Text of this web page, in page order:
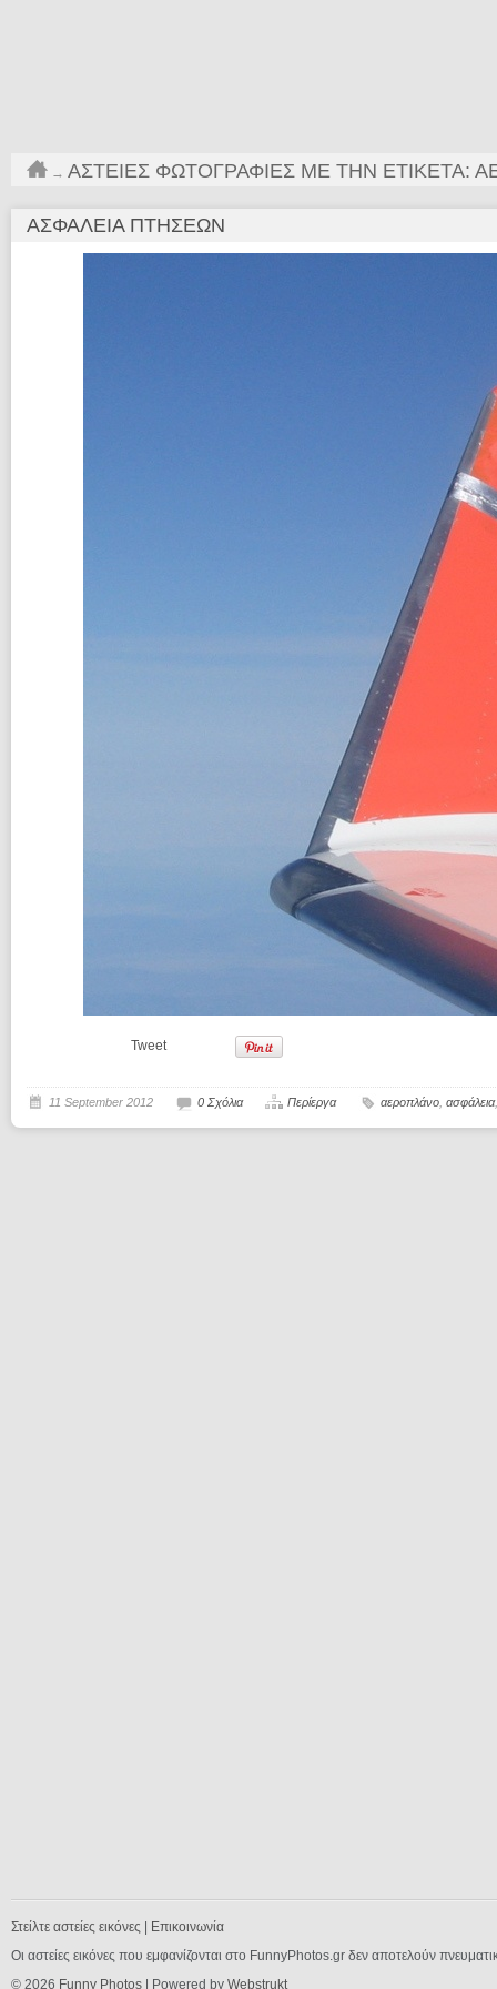
→ ΑΣΤΕΊΕΣ ΦΩΤΟΓΡΑΦΊΕΣ ΜΕ ΤΗΝ ΕΤΙΚΈΤΑ:
ΑΣΦΆΛΕΙΑ ΠΤΉΣΕΩΝ
Tweet
11 September 2012 0 Σχόλια Περίεργα αεροπλάνο ασφάλεια
Στείλτε αστείες εικόνες
Επικοινωνία
Οι αστείες εικόνες που εμφανίζονται στο FunnyPhotos.gr δεν αποτελούν
© 2026 Funny Photos | Powered by Webstrukt